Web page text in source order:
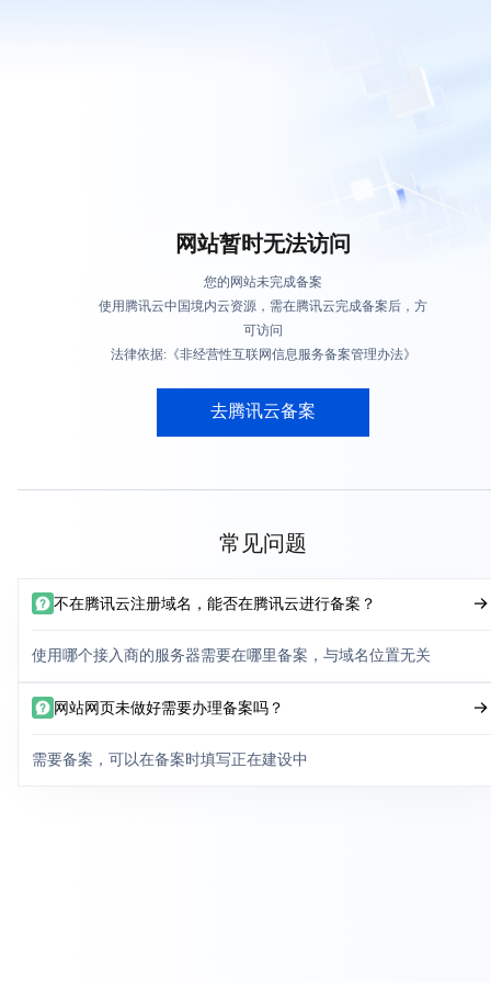
网站暂时无法访问
您的网站未完成备案
使用腾讯云中国境内云资源，需在腾讯云完成备案后，方
可访问
法律依据:《非经营性互联网信息服务备案管理办法》
去腾讯云备案
常见问题
不在腾讯云注册域名，能否在腾讯云进行备案？
使用哪个接入商的服务器需要在哪里备案，与域名位置无关
网站网页未做好需要办理备案吗？
需要备案，可以在备案时填写正在建设中